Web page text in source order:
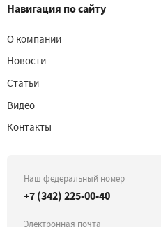
Навигация по сайту
О компании
Новости
Статьи
Видео
Контакты
Наш федеральный номер
+7 (342) 225-00-40
Электронная почта